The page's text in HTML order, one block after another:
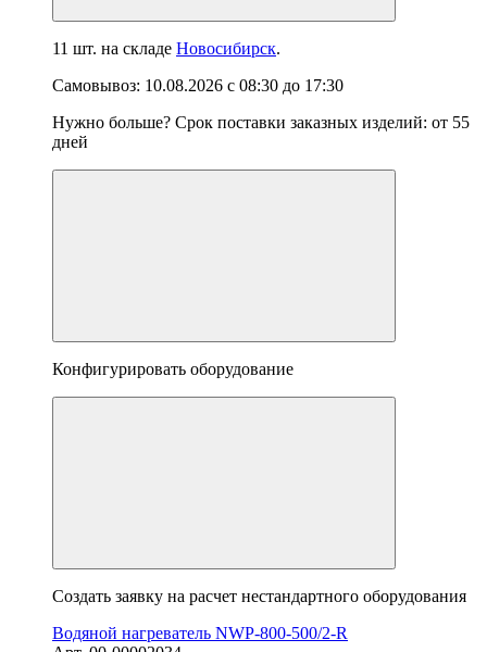
11 шт. на складе Новосибирск.
Самовывоз: 10.08.2026 с 08:30 до 17:30
Нужно больше? Срок поставки заказных изделий: от 55
дней
Конфигурировать оборудование
Создать заявку на расчет нестандартного оборудования
Водяной нагреватель NWP-800-500/2-R